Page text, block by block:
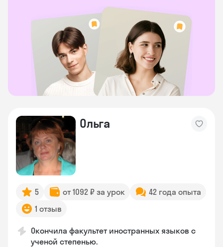
Ольга
5 от 1092 ₽ за урок
42 года опыта
1 отзыв
Окончила факультет иностранных языков с
ученой степенью.